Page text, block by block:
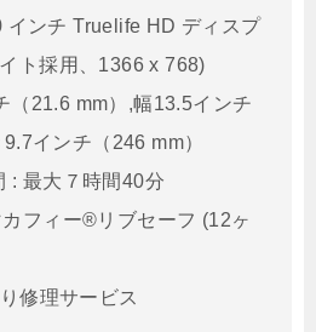
インチ Truelife HD ディスプ
ト採用、1366 x 768)
（21.6 mm）,幅13.5インチ
インチ（246 mm）
: 最大７時間40分
フィー®リブセーフ (12ヶ
修理サービス